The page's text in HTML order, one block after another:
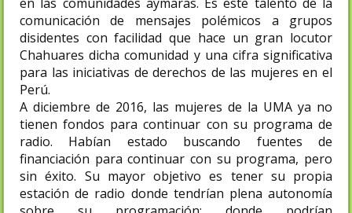
comunicación de mensajes polémicos a grupos
disidentes con facilidad que hace un gran locutor
Chahuares dicha comunidad y una cifra significativa
para las iniciativas de derechos de las mujeres en el
Perú.
A diciembre de 2016, las mujeres de la UMA ya no
tienen fondos para continuar con su programa de
radio. Habían estado buscando fuentes de
financiación para continuar con su programa, pero
sin éxito. Su mayor objetivo es tener su propia
estación de radio donde tendrían plena autonomía